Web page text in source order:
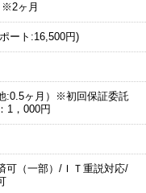
※2ヶ月
ート:16,500円)
:0.5ヶ月）※初回保証委託
1，000円
可（一部）/ＩＴ重説対応/